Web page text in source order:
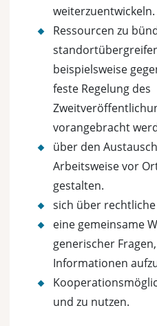
weiterzuentwickeln.
Ressourcen zu
beispielsweise
feste Regelung des
vorangebracht
über den
Arbeitsweise vor
gestalten.
sich über
eine gemeinsame
generischer
Informationen
und zu nutzen.